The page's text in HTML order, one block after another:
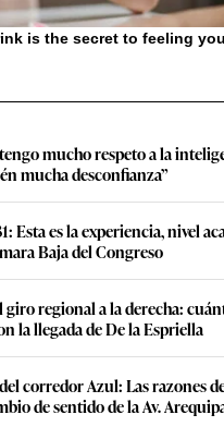
mucho respeto a la
mucha desconfianza”
Esta es la experiencia, nivel
Baja del Congreso
giro regional a la derecha:
la llegada de De la Espriella
corredor Azul: Las razones
de sentido de la Av.